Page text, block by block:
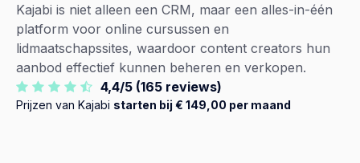
Kajabi is niet alleen een CRM, maar een alles-in-één
platform voor online cursussen en
lidmaatschapssites, waardoor content creators hun
aanbod effectief kunnen beheren en verkopen.
4,4/5 (165 reviews)
Prijzen van Kajabi starten bij € 149,00 per maand